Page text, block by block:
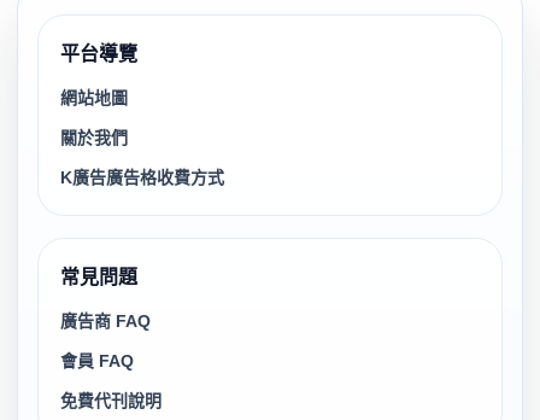
平台導覽
網站地圖
關於我們
K廣告廣告格收費方式
常見問題
廣告商 FAQ
會員 FAQ
免費代刊說明